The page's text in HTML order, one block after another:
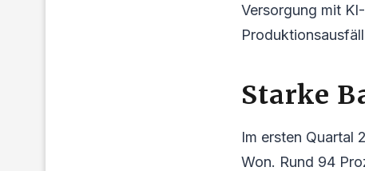
Versorgung mit
Starke
Im ersten Quartal
Won. Rund 94